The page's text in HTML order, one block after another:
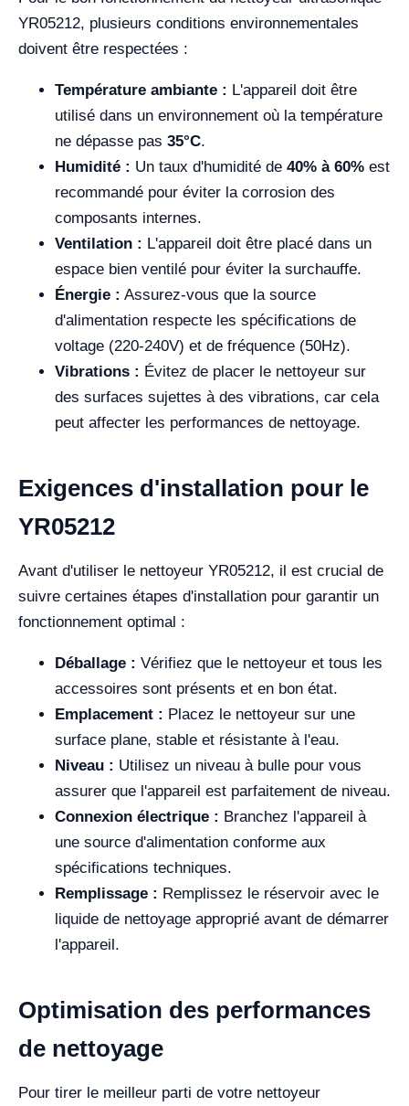
YR05212, plusieurs conditions environnementales
doivent être respectées :
Température ambiante : L'appareil doit être
utilisé dans un environnement où la température
ne dépasse pas 35°C.
Humidité : Un taux d'humidité de 40% à 60% est
recommandé pour éviter la corrosion des
composants internes.
Ventilation : L'appareil doit être placé dans un
espace bien ventilé pour éviter la surchauffe.
Énergie : Assurez-vous que la source
d'alimentation respecte les spécifications de
voltage (220-240V) et de fréquence (50Hz).
Vibrations : Évitez de placer le nettoyeur sur
des surfaces sujettes à des vibrations, car cela
peut affecter les performances de nettoyage.
Exigences d'installation pour le
YR05212
Avant d'utiliser le nettoyeur YR05212, il est crucial de
suivre certaines étapes d'installation pour garantir un
fonctionnement optimal :
Déballage : Vérifiez que le nettoyeur et tous les
accessoires sont présents et en bon état.
Emplacement : Placez le nettoyeur sur une
surface plane, stable et résistante à l'eau.
Niveau : Utilisez un niveau à bulle pour vous
assurer que l'appareil est parfaitement de niveau.
Connexion électrique : Branchez l'appareil à
une source d'alimentation conforme aux
spécifications techniques.
Remplissage : Remplissez le réservoir avec le
liquide de nettoyage approprié avant de démarrer
l'appareil.
Optimisation des performances
de nettoyage
Pour tirer le meilleur parti de votre nettoyeur